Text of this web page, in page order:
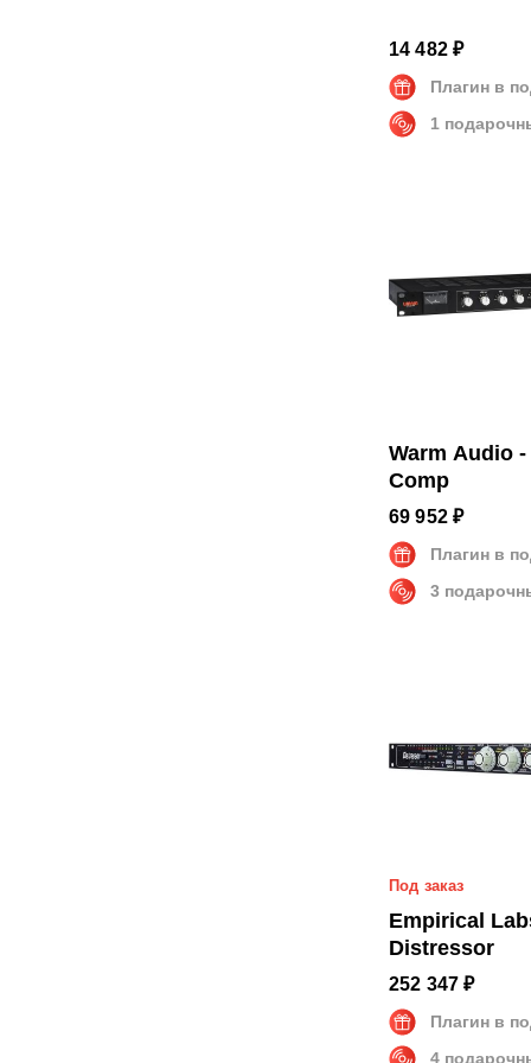
14 482 ₽
Плагин в
1
Warm Audio
Comp
69 952 ₽
Плагин в
3
Под заказ
Empirical Labs -
Distressor
252 347 ₽
Плагин в
4